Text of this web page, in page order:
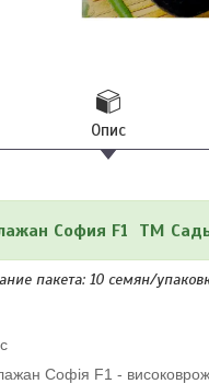
Опис
София F1 ТМ
пакета: 10 семян/
Софія F1 -